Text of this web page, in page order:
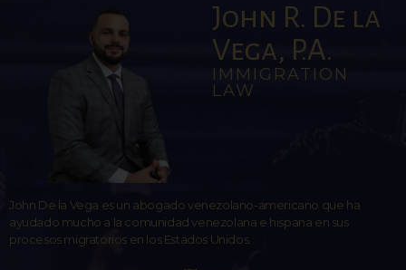
John R. De la
Vega, P.A.
IMMIGRATION
LAW
John De la Vega es un abogado venezolano-americano que ha
ayudado mucho a la comunidad venezolana e hispana en sus
procesos migratorios en los Estados Unidos.